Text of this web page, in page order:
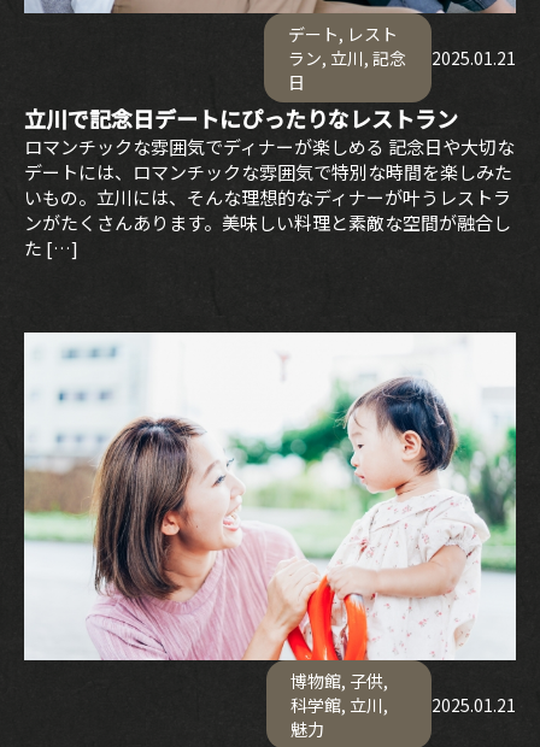
INTERIOR
NEWS
ACCESS /
RESERVATION
JP EN
デート, レスト
ラン, 立川, 記念
日
2025.01.21
立川で記念日デートにぴったりなレストラン
ロマンチックな雰囲気でディナーが楽しめる 記念日や大切な
デートには、ロマンチックな雰囲気で特別な時間を楽しみた
いもの。立川には、そんな理想的なディナーが叶うレストラ
ンがたくさんあります。美味しい料理と素敵な空間が融合し
た […]
博物館, 子供,
科学館, 立川,
魅力
2025.01.21